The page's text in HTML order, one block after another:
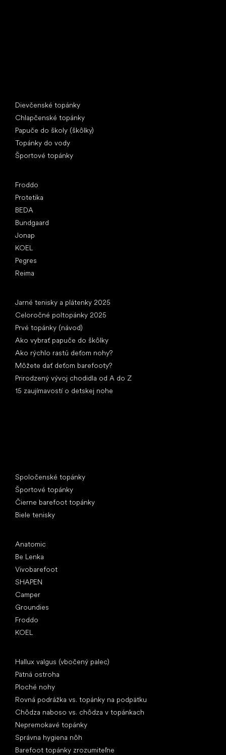
Dievčenské topánky
Chlapčenské topánky
Papuče do školy (škôlky)
Topánky do vody
Športové topánky
Froddo
Protetika
BEDA
Bundgaard
Jonap
KOEL
Pegres
Reima
Jarné tenisky a plátenky 2025
Celoročné poltopánky 2025
Prvé topánky (návod)
Ako vybrať papuče do škôlky
Ako rýchlo rastú deťom nohy?
Môžete dať deťom barefooty?
Prirodzený vývoj chodidla od A do Z
15 zaujímavostí o detskej nohe
Spoločenské topánky
Športové topánky
Čierne barefoot topánky
Biele tenisky
Anatomic
Be Lenka
Vivobarefoot
SHAPEN
Camper
Groundies
Froddo
KOEL
Hallux valgus (vbočený palec)
Pätná ostroha
Ploché nohy
Rovná podrážka vs. topánky na podpätku
Chôdza naboso vs. chôdza v topánkach
Nepremokavé topánky
Správna hygiena nôh
Barefoot topánky zrozumiteľne